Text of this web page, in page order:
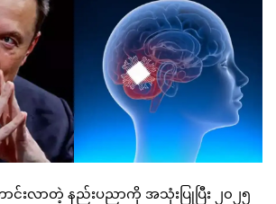
ာင်းလာတဲ့ နည်းပညာကို အသုံးပြုပြီး ၂၀၂၅